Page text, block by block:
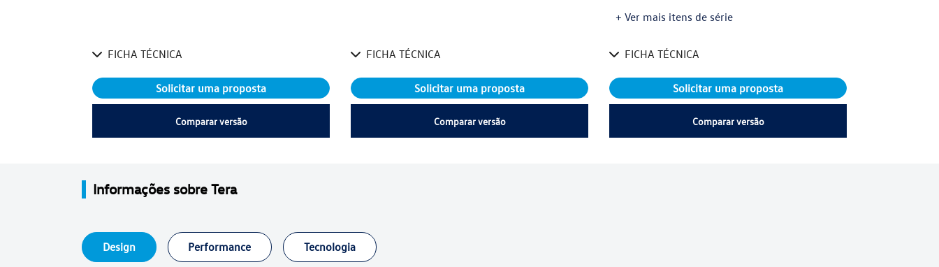
FICHA TÉCNICA
Solicitar uma proposta
Comparar versão
FICHA TÉCNICA
Solicitar uma proposta
Comparar versão
+ Ver mais itens de série
FICHA TÉCNICA
Solicitar uma proposta
Comparar versão
Informações sobre Tera
Design Performance Tecnologia